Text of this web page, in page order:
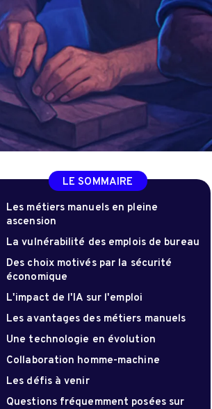
LE SOMMAIRE
Les métiers manuels en pleine
ascension
La vulnérabilité des emplois de bureau
Des choix motivés par la sécurité
économique
L'impact de l'IA sur l'emploi
Les avantages des métiers manuels
Une technologie en évolution
Collaboration homme-machine
Les défis à venir
Questions fréquemment posées sur